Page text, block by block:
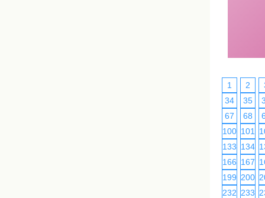
1 2
34
35
67
68
100 101
133 134
166 167
199 200
232 233